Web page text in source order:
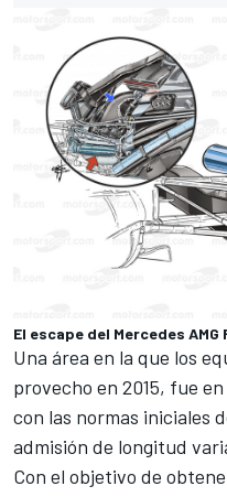
El escape del Mercedes AMG
Una área en la que los
provecho en 2015, fue
con las normas iniciales
admisión de longitud
Con el objetivo de